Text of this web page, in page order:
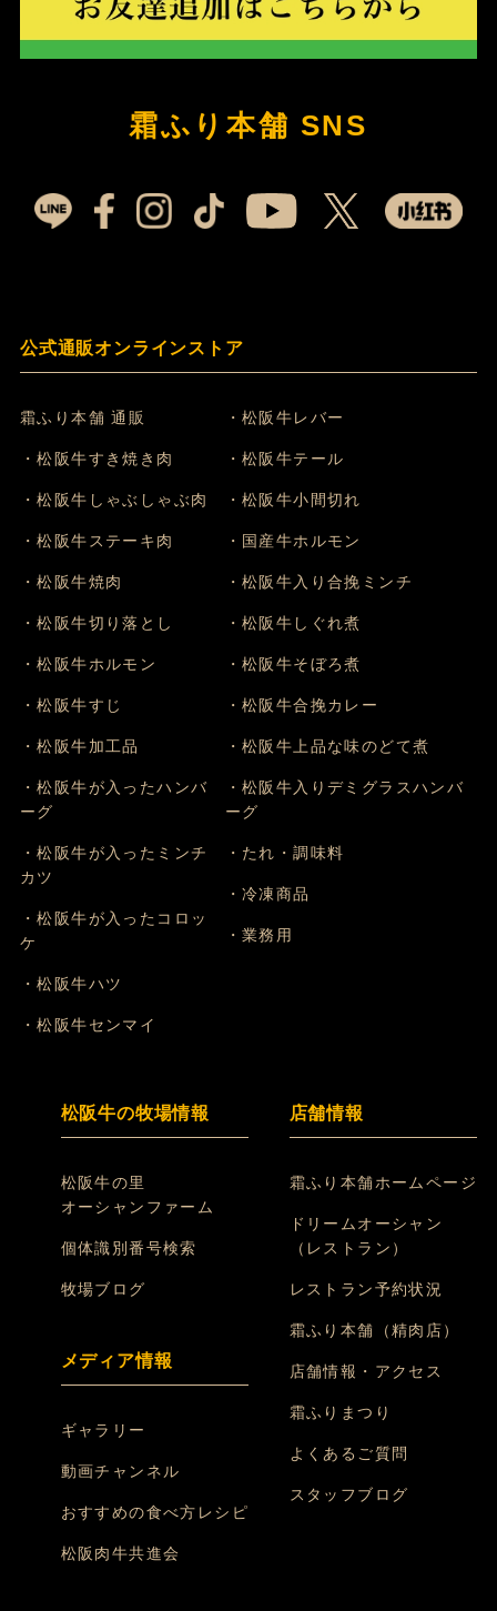
霜ふり本舗 SNS
公式通販オンラインストア
霜ふり本舗 通販
・松阪牛すき焼き肉
・松阪牛しゃぶしゃぶ肉
・松阪牛ステーキ肉
・松阪牛焼肉
・松阪牛切り落とし
・松阪牛ホルモン
・松阪牛すじ
・松阪牛加工品
・松阪牛が入ったハンバ
ーグ
・松阪牛が入ったミンチ
カツ
・松阪牛が入ったコロッ
ケ
・松阪牛ハツ
・松阪牛センマイ
・松阪牛レバー
・松阪牛テール
・松阪牛小間切れ
・国産牛ホルモン
・松阪牛入り合挽ミンチ
・松阪牛しぐれ煮
・松阪牛そぼろ煮
・松阪牛合挽カレー
・松阪牛上品な味のどて煮
・松阪牛入りデミグラスハンバ
ーグ
・たれ・調味料
・冷凍商品
・業務用
松阪牛の牧場情報
松阪牛の里
オーシャンファーム
個体識別番号検索
牧場ブログ
メディア情報
ギャラリー
動画チャンネル
おすすめの食べ方レシピ
松阪肉牛共進会
店舗情報
霜ふり本舗ホームページ
ドリームオーシャン
（レストラン）
レストラン予約状況
霜ふり本舗（精肉店）
店舗情報・アクセス
霜ふりまつり
よくあるご質問
スタッフブログ